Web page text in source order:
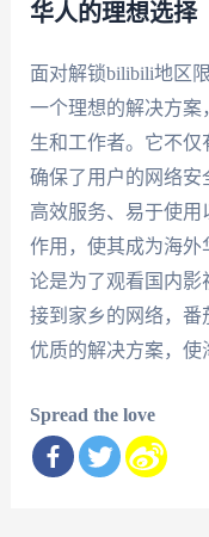
华人的理想选择
面对解锁bilibili地区
一个理想的解决方案
生和工作者。它不
确保了用户的网络安
高效服务、易于使
作用，使其成为海外
论是为了观看国内影
接到家乡的网络，番
优质的解决方案，使
Spread the love